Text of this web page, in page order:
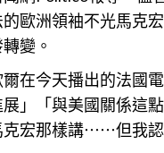
歐洲領袖不光馬克
變。
爾在今天播出的法國
展」「與美國關係這
克宏那樣講⋯⋯但我認